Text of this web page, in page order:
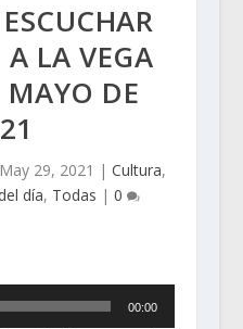
A LA VEGA
DE
May 29, 2021 | Cultura,
día, Todas | 0
00:00